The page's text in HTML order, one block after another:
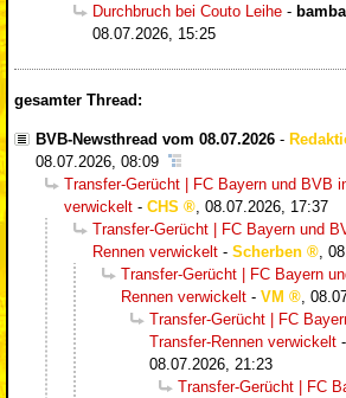
Durchbruch bei Couto Leihe -
08.07.2026, 15:25
gesamter Thread:
BVB-Newsthread vom 08.07.2026 -
08.07.2026, 08:09
Transfer-Gerücht | FC Bayern und BVB
verwickelt - CHS
08.07.2026, 17:37
Transfer-Gerücht | FC Bayern und
Rennen verwickelt - Scherben
Transfer-Gerücht | FC Bayern
Rennen verwickelt - VM
Transfer-Gerücht | FC
Transfer-Rennen verwickelt -
08.07.2026, 21:23
Transfer-Gerücht | FC